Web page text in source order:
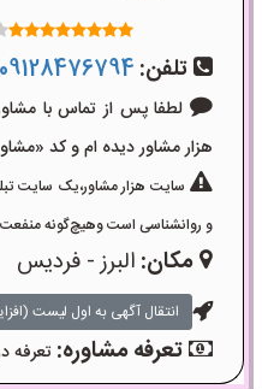
تلفن: 09128476794
لطفا پس از تماس با
هزار مشاور دیده ام و کد «مشاور-92035» را اعلام
سایت هزار مشاور،یک سایت
و روانشناسی است وهیچ‌گونه منفعت
مکان: البرز - فردیس
انتقال آگهی به اول لیست
تعرفه مشاوره: تعرفه